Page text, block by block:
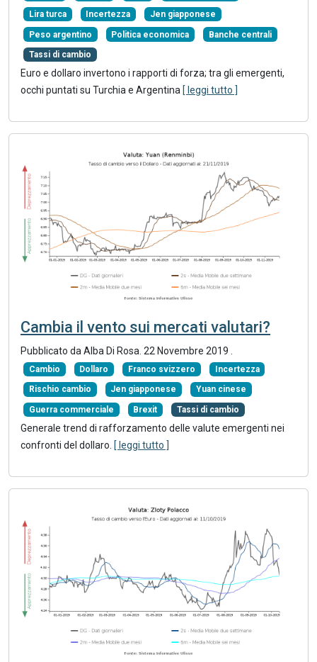
Lira turca Incertezza Jen giapponese
Peso argentino Politica economica Banche centrali
Tassi di cambio
Euro e dollaro invertono i rapporti di forza; tra gli emergenti,
occhi puntati su Turchia e Argentina [ leggi tutto ]
Cambia il vento sui mercati valutari?
Pubblicato da Alba Di Rosa. 22 Novembre 2019
Cambio Dollaro Franco svizzero Incertezza
Rischio cambio Jen giapponese Yuan cinese
Guerra commerciale Brexit Tassi di cambio
Generale trend di rafforzamento delle valute emergenti nei
confronti del dollaro. [ leggi tutto ]